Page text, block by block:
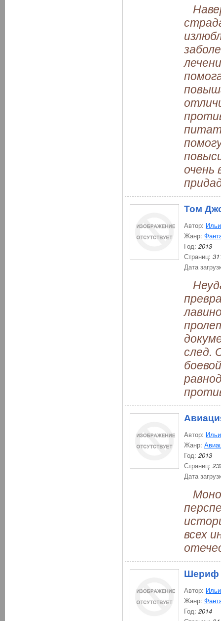
очень
Том
Автор:
Жанр:
Год: 2013
Страниц:
Дата
след.
Автор:
Жанр:
Год: 2013
Страниц:
Дата
всех
Шериф
Автор:
Жанр:
Год: 2014